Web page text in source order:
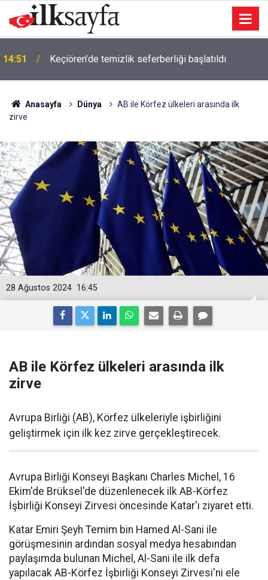
14:51 Keçiören’de temizlik seferberliği başlatıldı
Anasayfa Dünya
AB ile Körfez ülkeleri arasında ilk
zirve
16:45
28 Ağustos 2024
AB ile Körfez ülkeleri arasında ilk
zirve
Avrupa Birliği (AB), Körfez ülkeleriyle işbirliğini
geliştirmek için ilk kez zirve gerçekleştirecek.
Avrupa Birliği Konseyi Başkanı Charles Michel, 16
Ekim'de Brüksel'de düzenlenecek ilk AB-Körfez
İşbirliği Konseyi Zirvesi öncesinde Katar'ı ziyaret etti.
Katar Emiri Şeyh Temim bin Hamed Al-Sani ile
görüşmesinin ardından sosyal medya hesabından
paylaşımda bulunan Michel, Al-Sani ile ilk defa
yapılacak AB-Körfez İşbirliği Konseyi Zirvesi'ni ele